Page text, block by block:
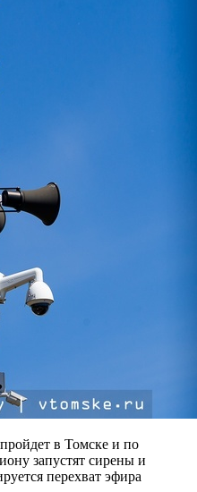
в Томске и по
запустят сирены и
перехват эфира